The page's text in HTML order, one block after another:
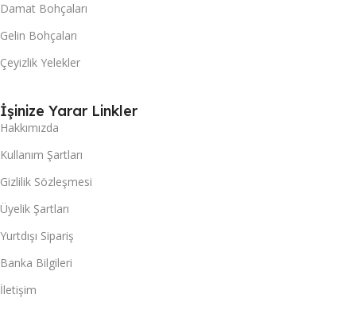
Damat Bohçaları
Gelin Bohçaları
Çeyizlik Yelekler
İşinize Yarar Linkler
Hakkımızda
Kullanım Şartları
Gizlilik Sözleşmesi
Üyelik Şartları
Yurtdışı Sipariş
Banka Bilgileri
İletişim